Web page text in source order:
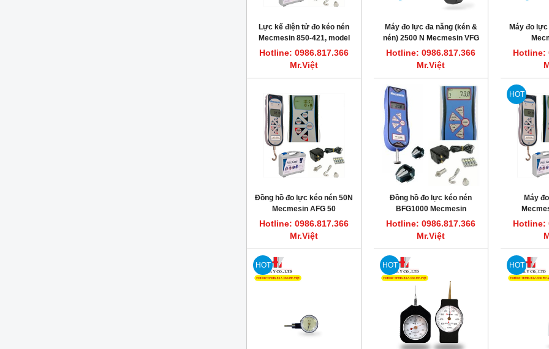
Lực kế điện tử đo kéo nén
Mecmesin 850-421, model
AFG 2500N
Hotline: 0986.817.366
Mr.Việt
Máy đo lực đa năng (kén &
nén) 2500 N Mecmesin VFG
2500N
Hotline: 0986.817.366
Mr.Việt
Máy đo
Hotline:
Đồng hồ đo lực kéo nén 50N
Mecmesin AFG 50
Hotline: 0986.817.366
Mr.Việt
Đồng hồ đo lực kéo nén
BFG1000 Mecmesin
Hotline: 0986.817.366
Mr.Việt
HOT
Máy
Hotline:
HOT HOT HOT